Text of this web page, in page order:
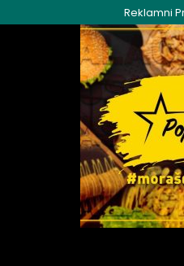
to
Reklamni